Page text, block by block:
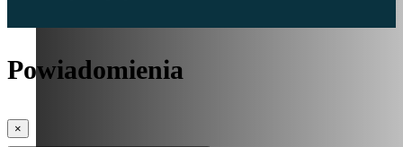
Powiadomienia
×